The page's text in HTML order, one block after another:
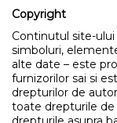
Copyright
Continutul site-
simboluri,
alte date – este
furnizorilor sai si
drepturilor de
toate drepturile